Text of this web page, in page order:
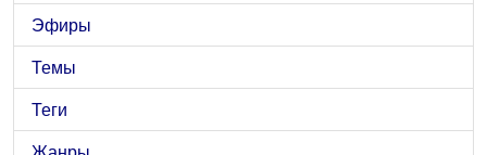
Эфиры
Темы
Теги